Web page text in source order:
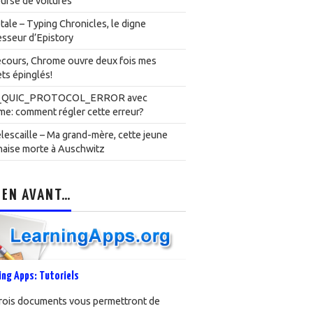
– Typing Chronicles, le digne
d’Epistory
Chrome ouvre deux fois mes
épinglés!
avec
comment régler cette erreur?
– Ma grand-mère, cette jeune
morte à Auschwitz
AVANT…
Apps: Tutoriels
documents vous permettront de